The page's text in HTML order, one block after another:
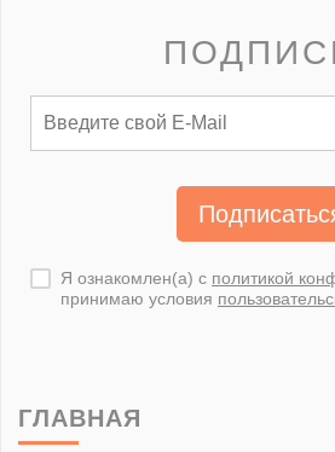
Я ознакомлен(а) с политикой
принимаю условия
ГЛАВНАЯ